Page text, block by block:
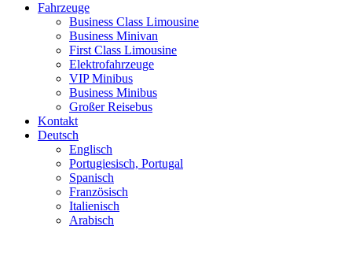
Fahrzeuge
Business Class Limousine
Business Minivan
First Class Limousine
Elektrofahrzeuge
VIP Minibus
Business Minibus
Großer Reisebus
Kontakt
Deutsch
Englisch
Portugiesisch, Portugal
Spanisch
Französisch
Italienisch
Arabisch